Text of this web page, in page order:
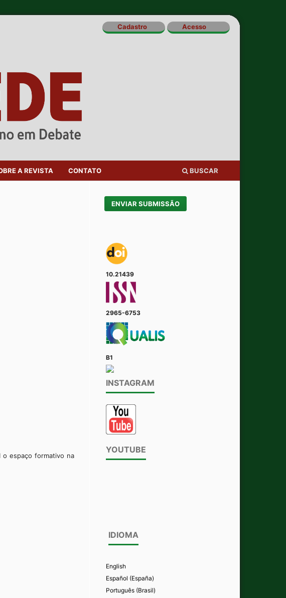
A REVISTA CONTATO BUSCAR
Cadastro Acesso
o espaço formativo na
ENVIAR SUBMISSÃO
10.21439
2965-6753
B1
INSTAGRAM
YOUTUBE
IDIOMA
English
Español (España)
Português (Brasil)